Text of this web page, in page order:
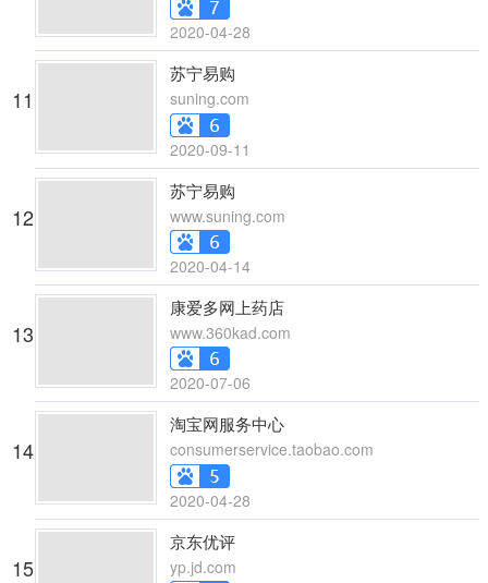
2020-04-28
11
苏宁易购
suning.com
2020-09-11
12
苏宁易购
www.suning.com
2020-04-14
13
康爱多网上药店
www.360kad.com
2020-07-06
14
淘宝网服务中心
consumerservice.taobao.com
2020-04-28
15
京东优评
yp.jd.com